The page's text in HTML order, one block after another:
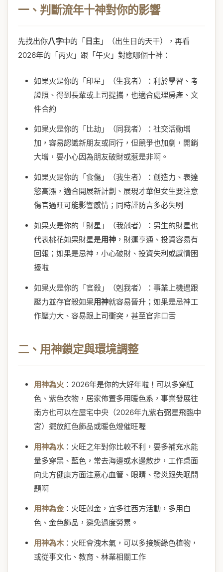
一、判斷流年十神對你的影響
先找出你八字中的「日主 」（出生日的天干），再看
2026年的「丙火」跟「午火」對應哪個十神：
如果火是你的「印星」（生我者）：利於學習、考
證照、得到長輩或上司提攜，也適合處理房產、文
件合約
如果火是你的「比劫」（同我者）：社交活動增
加，容易認識新朋友或同行，但競爭也加劇，開銷
大增，要小心因為朋友破財或惹是非啊。
如果火是你的「食傷」（我生者）：創造力、表達
慾高漲，適合開展新計劃、展現才華但女生要注意
傷官過旺可能影響感情；同時謹防言多必失咧
如果火是你的「財星」（我剋者）：男生的財星也
代表桃花如果財星是用神 ，財運亨通、投資容易有
回報；如果是忌神，小心破財、投資失利或感情困
擾啦
如果火是你的「官殺」（剋我者）：事業上機遇跟
壓力並存官殺如果用神就容易晉升；如果是忌神工
作壓力大、容易跟上司衝突，甚至官非口舌
二、用神鎖定與環境調整
用神為火 ：2026年是你的大好年啦！可以多穿紅
色、紫色衣物，居家佈置多用暖色系，事業發展往
南方也可以在屋宅中央（2026年九紫右弼星飛臨中
宮）擺放紅色飾品或暖色燈催旺喔
用神為水：火旺之年對你比較不利，要多補充水能
量多穿黑、藍色，常去海邊或水邊散步，工作桌面
向北方健康方面注意心血管、眼睛、發炎跟失眠問
題啊
用神為金：火旺剋金，宜多往西方活動，多用白
色、金色飾品，避免過度勞累。
用神為木：火旺會洩木氣，可以多接觸綠色植物，
或從事文化、教育、林業相關工作